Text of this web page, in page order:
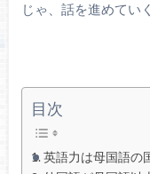
じゃ、話を進めてい
目次
英語力は母国語の